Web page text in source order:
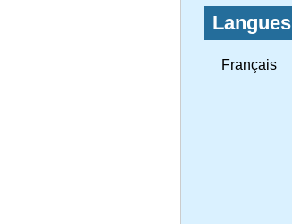
Langues
Français